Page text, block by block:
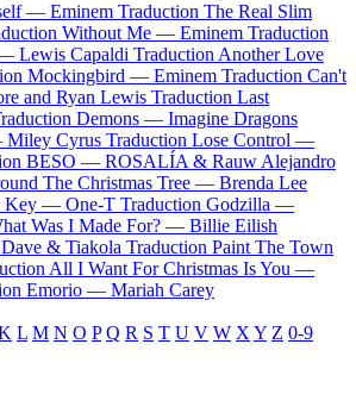
— Eminem Traduction The Real Slim
Without Me — Eminem Traduction
— Lewis Capaldi Traduction Another Love
Mockingbird — Eminem Traduction Can't
and Ryan Lewis Traduction Last
Demons — Imagine Dragons
Miley Cyrus Traduction Lose Control —
BESO — ROSALÍA & Rauw Alejandro
The Christmas Tree — Brenda Lee
Key — One-T Traduction Godzilla —
Was I Made For? — Billie Eilish
Dave & Tiakola Traduction Paint The Town
All I Want For Christmas Is You —
Emorio — Mariah Carey
L M N O P Q R S T U V W XY Z 0-9